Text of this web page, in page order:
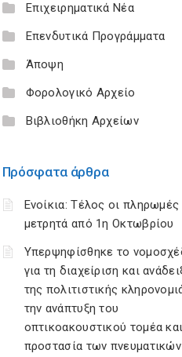
Επιχειρηματικά Νέα
Επενδυτικά Προγράμματα
Άποψη
Φορολογικό Αρχείο
Βιβλιοθήκη Αρχείων
Πρόσφατα άρθρα
Ενοίκια: Τέλος οι πληρωμές
μετρητά από 1η Οκτωβρίου
Υπερψηφίσθηκε το
για τη διαχείριση και
της πολιτιστικής
την ανάπτυξη του
οπτικοακουστικού τομέα
προστασία των πνευματικών